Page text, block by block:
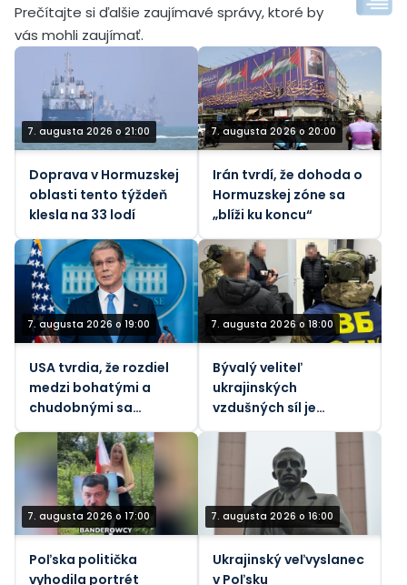
Prečítajte si ďalšie zaujímavé správy, ktoré by
vás mohli zaujímať.
7. augusta 2026 o 21:00
Doprava v Hormuzskej
oblasti tento týždeň
klesla na 33 lodí
7. augusta 2026 o 20:00
Irán tvrdí, že dohoda o
Hormuzskej zóne sa
„blíži ku koncu“
7. augusta 2026 o 19:00
USA tvrdia, že rozdiel
medzi bohatými a
chudobnými sa
prudko rastúcim
životným nákladom.
7. augusta 2026 o 18:00
Bývalý veliteľ
ukrajinských
vzdušných síl je
vyšetrovania korupcie
7. augusta 2026 o 17:00
Poľska politička
vyhodila portrét
7. augusta 2026 o 16:00
Ukrajinský veľvyslanec
v Poľsku